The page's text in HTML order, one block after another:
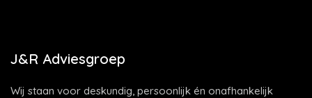
J&R Adviesgroep
Wij staan voor deskundig, persoonlijk én onafhankelijk